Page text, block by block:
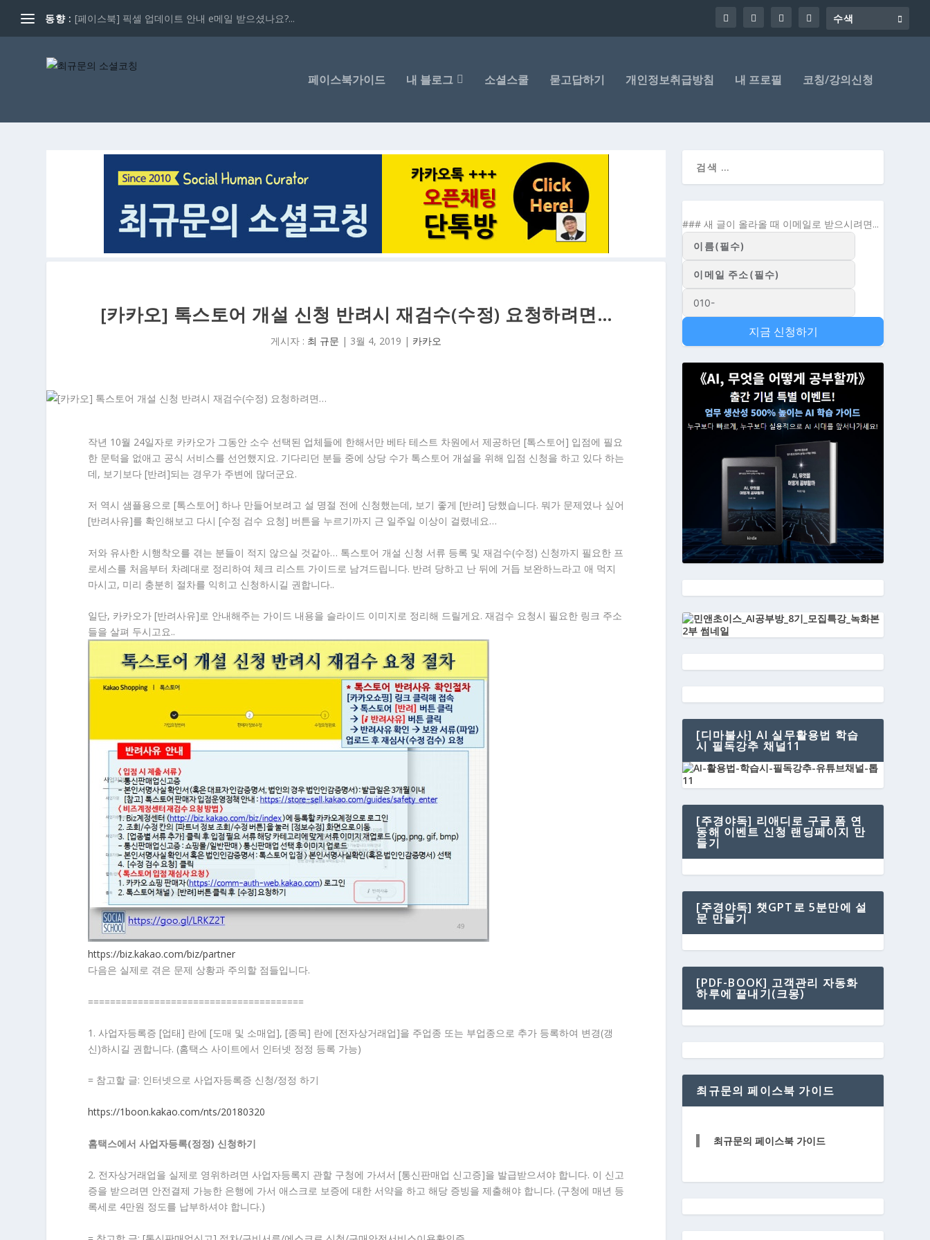
동향 : [페이스북] 픽셀 업데이트 안내 e메일 받으셨나요?...
페이스북가이드 내 블로그 소셜스쿨 묻고답하기 개인정보취급방침 내 프로필 코칭/강의신청
[카카오] 톡스토어 개설 신청 반려시 재검수(수정) 요청하려면…
게시자 : 최 규문 | 3월 4, 2019 | 카카오
작년 10월 24일자로 카카오가 그동안 소수 선택된 업체들에 한해서만 베타 테스트 차원에서 제공하던 [톡스토어] 입점에 필요
한 문턱을 없애고 공식 서비스를 선언했지요. 기다리던 분들 중에 상당 수가 톡스토어 개설을 위해 입점 신청을 하고 있다 하는
데, 보기보다 [반려]되는 경우가 주변에 많더군요.
저 역시 샘플용으로 [톡스토어] 하나 만들어보려고 설 명절 전에 신청했는데, 보기 좋게 [반려] 당했습니다. 뭐가 문제였나 싶어
[반려사유]를 확인해보고 다시 [수정 검수 요청] 버튼을 누르기까지 근 일주일 이상이 걸렸네요…
저와 유사한 시행착오를 겪는 분들이 적지 않으실 것같아… 톡스토어 개설 신청 서류 등록 및 재검수(수정) 신청까지 필요한 프
로세스를 처음부터 차례대로 정리하여 체크 리스트 가이드로 남겨드립니다. 반려 당하고 난 뒤에 거듭 보완하느라고 애 먹지
마시고, 미리 충분히 절차를 익히고 신청하시길 권합니다..
일단, 카카오가 [반려사유]로 안내해주는 가이드 내용을 슬라이드 이미지로 정리해 드릴게요. 재검수 요청시 필요한 링크 주소
들을 살펴 두시고요..
https://biz.kakao.com/biz/partner
다음은 실제로 겪은 문제 상황과 주의할 점들입니다.
=======================================
1. 사업자등록증 [업태] 란에 [도매 및 소매업], [종목] 란에 [전자상거래업]을 주업종 또는 부업종으로 추가 등록하여 변경(갱
신)하시길 권합니다. (홈택스 사이트에서 인터넷 정정 등록 가능)
= 참고할 글: 인터넷으로 사업자등록증 신청/정정 하기
https://1boon.kakao.com/nts/20180320
홈택스에서 사업자등록(정정) 신청하기
2. 전자상거래업을 실제로 영위하려면 사업자등록지 관할 구청에 가셔서 [통신판매업 신고증]을 발급받으셔야 합니다. 이 신고
증을 받으려면 안전결제 가능한 은행에 가서 애스크로 보증에 대한 서약을 하고 해당 증빙을 제출해야 합니다. (구청에 매년 등
록세로 4만원 정도를 납부하셔야 합니다.)
### 새 글이 올라올 때 이메일로 받으시려면...
지금 신청하기
[디마불사] AI 실무활용법 학습
시 필독강추 채널11
[주경야독] 리애디로 구글 폼 연
동해 이벤트 신청 랜딩페이지 만
들기
[주경야독] 챗GPT로 5분만에 설
문 만들기
[PDF-BOOK] 고객관리 자동화
하루에 끝내기(크몽)
최규문의 페이스북 가이드
최규문의 페이스북 가이드